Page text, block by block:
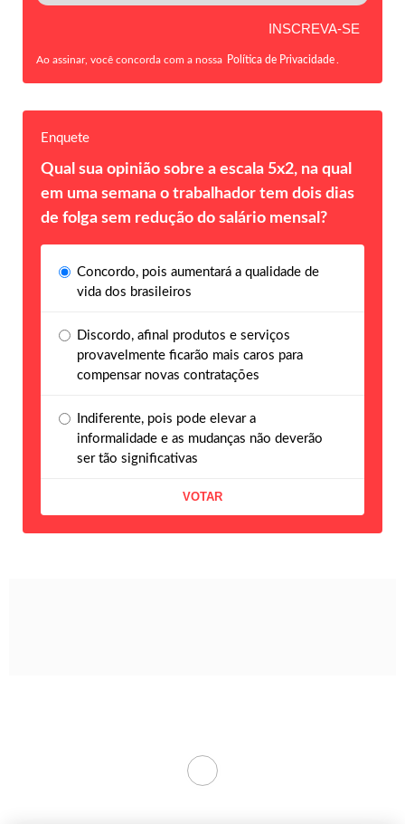
Ao assinar, você concorda com a nossa Política de Privacidade.
Enquete
Qual sua opinião sobre a escala 5x2, na qual
em uma semana o trabalhador tem dois dias
de folga sem redução do salário mensal?
Concordo, pois aumentará a qualidade de
vida dos brasileiros
Discordo, afinal produtos e serviços
provavelmente ficarão mais caros para
compensar novas contratações
Indiferente, pois pode elevar a
informalidade e as mudanças não deverão
ser tão significativas